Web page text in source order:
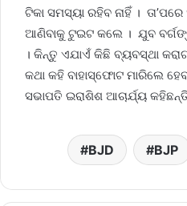
ଟିକା ସମସ୍ୟା ରହିବ ନାହିଁ ।
ଆଣିବାକୁ ଟୁଇଟ କଲେ । ଯୁବ
। କିନ୍ତୁ ଏଯାଏଁ କିଛି ବ୍ୟବସ୍ଥା
କଥା କହି ବାହାସ୍ଫୋଟ ମାରିଲେ
ସଭାପତି ଇରାଶିଶ ଆଚାର୍ଯ୍ୟ
BJD BJP